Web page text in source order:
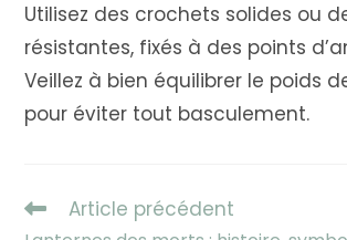
Utilisez des crochets solides ou
résistantes, fixés à des points
Veillez à bien équilibrer le poids
pour éviter tout basculement.
Read
Article précédent